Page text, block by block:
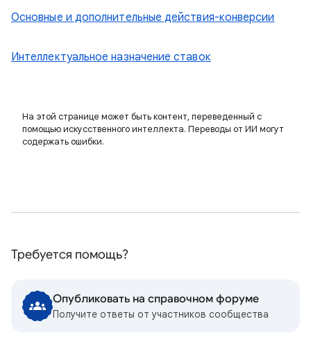
Основные и дополнительные действия-конверсии
Интеллектуальное назначение ставок
На этой странице может быть контент, переведенный с
помощью искусственного интеллекта. Переводы от ИИ могут
содержать ошибки.
Требуется помощь?
Опубликовать на справочном форуме
Получите ответы от участников сообщества